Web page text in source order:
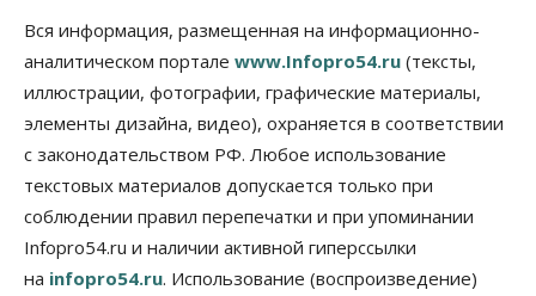
07 Августа 2026, 14:00
Власть
В Новосибирске многодетным семьям вручили
сертификаты на покупку автомобилей
07 Августа 2026, 13:55
Треть автовладельцев в Новосибирской области
«поставили машины на прикол»
07 Августа 2026, 13:00
Вся информация, размещенная на информационно-
аналитическом портале www.Infopro54.ru (тексты,
иллюстрации, фотографии, графические материалы,
элементы дизайна, видео), охраняется в соответствии
с законодательством РФ. Любое использование
текстовых материалов допускается только при
соблюдении правил перепечатки и при упоминании
Infopro54.ru и наличии активной гиперссылки
на infopro54.ru. Использование (воспроизведение)